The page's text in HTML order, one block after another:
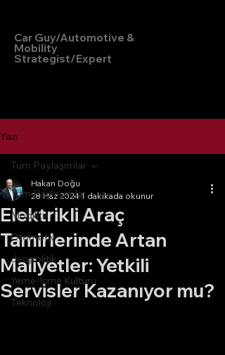
Car Guy/Automotive &
Mobility
Strategist/Expert
Yazı
Tüm Paylaşımlar
Mobilite
Otomotiv
Jeopolitik
Yeme-İçme Kültürü
Teknoloji
Tüm Paylaşımlar
Elektrikli Araç
Tamirlerinde Artan
Maliyetler: Yetkili
Servisler Kazanıyor mu?
Hakan Doğu
28 Haz 20241 dakikada okunur